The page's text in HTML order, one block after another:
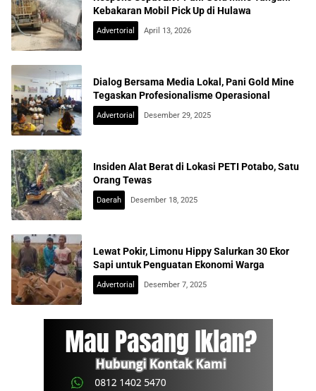
Kebakaran Mobil Pick Up di Hulawa
Advertorial April 13, 2026
Dialog Bersama Media Lokal, Pani Gold Mine
Tegaskan Profesionalisme Operasional
Advertorial Desember 29, 2025
Insiden Alat Berat di Lokasi PETI Potabo, Satu
Orang Tewas
Daerah Desember 18, 2025
Lewat Pokir, Limonu Hippy Salurkan 30 Ekor
Sapi untuk Penguatan Ekonomi Warga
Advertorial Desember 7, 2025